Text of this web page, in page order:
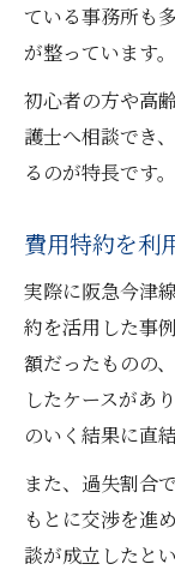
ている事務所も
が整っています。
初心者の方や高
護士へ相談でき
るのが特長です。
費用特約を利
実際に阪急今津
約を活用した事
額だったものの
したケースがあ
のいく結果に直
また、過失割合
もとに交渉を進
談が成立したと